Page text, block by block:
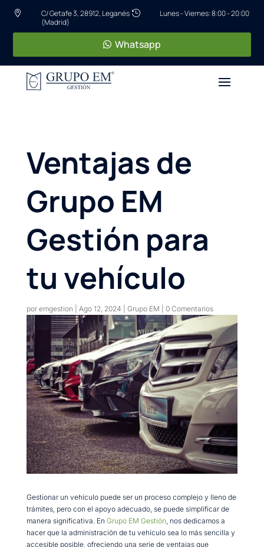

C/ Getafe 3, 28912, Leganés
(Madrid)
 Lunes - Viernes: 8:00 - 20:00
Whatsapp
Ventajas de
Grupo EM
Gestión para
tu vehículo
por emgestion Ago 12, 2024 Grupo EM 0 Comentarios
Gestionar un vehículo puede ser un proceso complejo y lleno de
trámites, pero con el apoyo adecuado, se puede simplificar de
manera significativa. En Grupo EM Gestión , nos dedicamos a
hacer que la administración de tu vehículo sea lo más sencilla y
accesible posible, ofreciendo una serie de ventajas que